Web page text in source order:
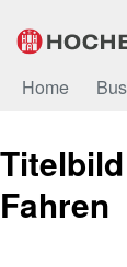
Inhalt
Home
Fahren